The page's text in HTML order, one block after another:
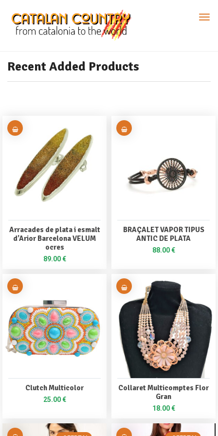
Recent Added Products
Arracades de plata i esmalt
d’Arior Barcelona VELUM
ocres
89.00€
BRAÇALET VAPOR TIPUS
ANTIC DE PLATA
88.00€
Clutch Multicolor
25.00€
Collaret Multicomptes Flor
Gran
18.00€